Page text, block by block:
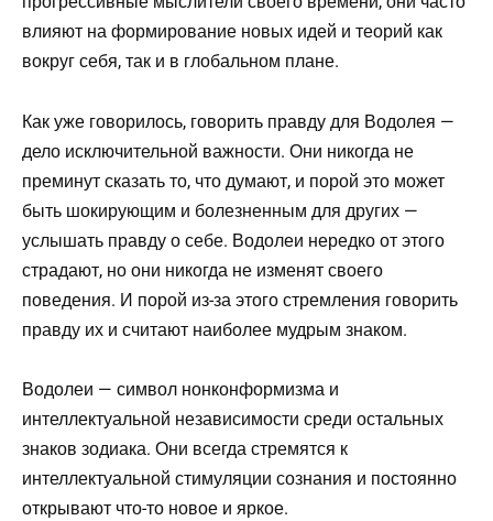
влияют на формирование новых идей и теорий как
вокруг себя, так и в глобальном плане.
Как уже говорилось, говорить правду для Водолея —
дело исключительной важности. Они никогда не
преминут сказать то, что думают, и порой это может
быть шокирующим и болезненным для других —
услышать правду о себе. Водолеи нередко от этого
страдают, но они никогда не изменят своего
поведения. И порой из-за этого стремления говорить
правду их и считают наиболее мудрым знаком.
Водолеи — символ нонконформизма и
интеллектуальной независимости среди остальных
знаков зодиака. Они всегда стремятся к
интеллектуальной стимуляции сознания и постоянно
открывают что-то новое и яркое.